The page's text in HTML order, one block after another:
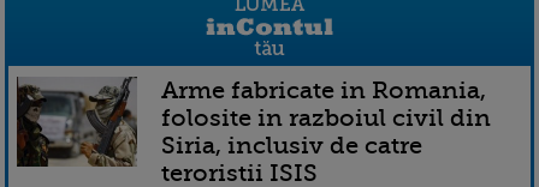
Arme fabricate in Romania,
folosite in razboiul civil din
Siria, inclusiv de catre
teroristii ISIS